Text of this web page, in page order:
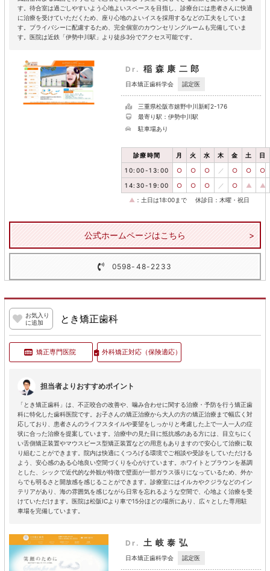
す。待合室は過ごしやすいよう心地よいスペースを目指し、診療台には患者さんに快適
に治療を受けていただくため、座り心地のよいイスを採用するなどの工夫をしていま
す。プライバシーに配慮するため、完全個室のカウンセリングルームも完備していま
す。医院は近鉄「伊勢中川駅」より徒歩3分でアクセス可能です。
Dr. 稲森康二郎
日本矯正歯科学会 認定医
三重県松阪市嬉野中川新町2-176
最寄り駅：伊勢中川駅
駐車場あり
診療時間 月 火 水 木 金 土 日
10:00-13:00 ○ ○ ○ ／ ○ ○ ○
14:30-19:00 ○ ○ ○ ／ ○ ▲ ▲
▲ ：土日は18:00まで 休診日：木曜・祝日
公式ホームページはこちら
0598-48-2233
お気入り
に追加
とき矯正歯科
矯正専門医院 外科矯正対応（保険適応）
担当者よりおすすめポイント
「とき矯正歯科」は、不正咬合の改善や、噛み合わせに関する治療・予防を行う矯正歯
科に特化した歯科医院です。お子さんの矯正治療から大人の方の矯正治療まで幅広く対
応しており、患者さんのライフスタイルや要望をしっかりと考慮した上で一人一人の症
状に合った治療を提案しています。治療中の見た目に抵抗感のある方には、目立ちにく
い舌側矯正装置やマウスピース型矯正装置などの用意もありますので安心して治療に取
り組むことができます。院内は快適にくつろげる環境でご相談や受診をしていただける
よう、安心感のある心地良い空間づくりを心がけています。ホワイトとブラウンを基調
とした、シックで近代的な外観が特徴で壁面が一部ガラス張りになっているため、外か
らでも明るさと開放感を感じることができます。診療室にはイルカやクジラなどのイン
テリアがあり、海の雰囲気を感じながら日常を忘れるような空間で、心地よく治療を受
けていただけます。医院は松阪ICより車で15分ほどの場所にあり、広々とした専用駐
車場を完備しています。
Dr. 土岐泰弘
日本矯正歯科学会 認定医